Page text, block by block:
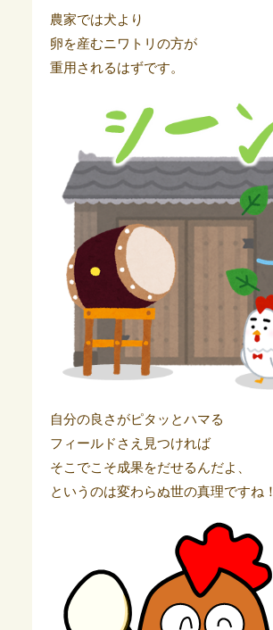
農家では犬より
卵を産むニワトリの方が
重用されるはずです。
自分の良さがピタッとハマる
フィールドさえ見つければ
そこでこそ成果をだせるんだよ、
というのは変わらぬ世の真理ですね！